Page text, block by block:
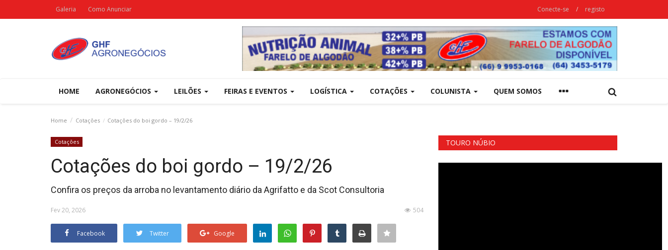
Galeria Como Anunciar Conecte-se / registo
HOME AGRONEGÓCIOS LEILÕES FEIRAS E EVENTOS LOGÍSTICA COTAÇÕES COLUNISTA QUEM SOMOS
Home Cotações Cotações do boi gordo – 19/2/26
Cotações
Cotações do boi gordo – 19/2/26
Confira os preços da arroba no levantamento diário da Agrifatto e da Scot Consultoria
Fev 20, 2026 504
Facebook Twitter Google
TOURO NÚBIO